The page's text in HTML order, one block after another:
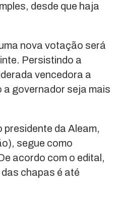
desde que haja
nova votação será
Persistindo a
vencedora a
governador seja mais
da Aleam,
segue como
acordo com o edital,
chapas é até